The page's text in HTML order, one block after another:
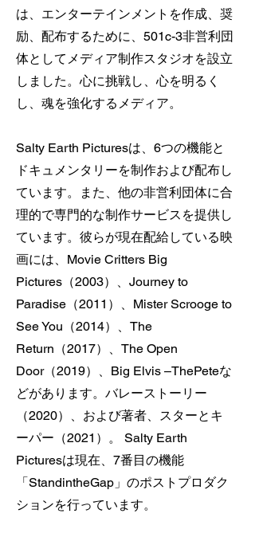
は、エンターテインメントを作成、奨
励、配布するために、501c-3非営利団
体としてメディア制作スタジオを設立
しました。心に挑戦し、心を明るく
し、魂を強化するメディア。
Salty Earth Picturesは、6つの機能と
ドキュメンタリーを制作および配布し
ています。また、他の非営利団体に合
理的で専門的な制作サービスを提供し
ています。彼らが現在配給している映
画には、Movie Critters Big
Pictures（2003）、Journey to
Paradise（2011）、Mister Scrooge to
See You（2014）、The
Return（2017）、The Open
Door（2019）、Big Elvis –ThePeteな
どがあります。バレーストーリー
（2020）、および著者、スターとキ
ーパー（2021）。 Salty Earth
Picturesは現在、7番目の機能
「StandintheGap」のポストプロダク
ションを行っています。